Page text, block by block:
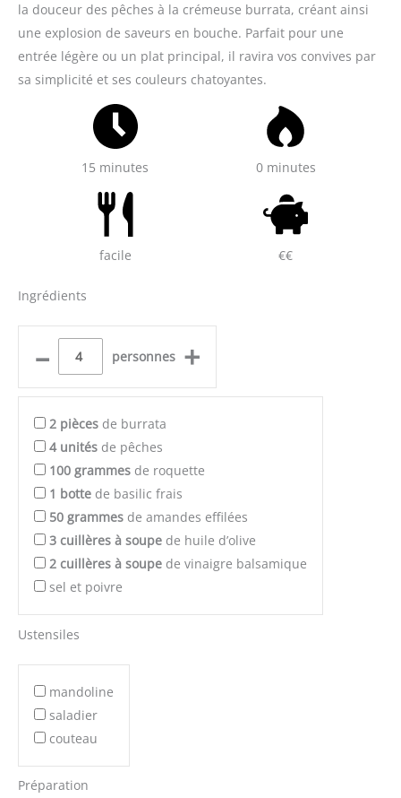
la douceur des pêches à la crémeuse burrata, créant ainsi
une explosion de saveurs en bouche. Parfait pour une
entrée légère ou un plat principal, il ravira vos convives par
sa simplicité et ses couleurs chatoyantes.
15 minutes 0 minutes
facile €€
Ingrédients
– personnes +
2 pièces de burrata
4 unités de pêches
100 grammes de roquette
1 botte de basilic frais
50 grammes de amandes effilées
3 cuillères à soupe de huile d’olive
2 cuillères à soupe de vinaigre balsamique
sel et poivre
Ustensiles
mandoline
saladier
couteau
Préparation